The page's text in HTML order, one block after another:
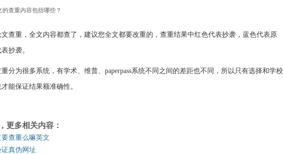
的查重内容包括哪些？
查重，全文内容都查了，建议您全文都要改重的，查重结果中红色代表抄袭，蓝色代表原
抄袭。
分为很多系统，有学术、维普、paperpass系统不同之间的差距也不同，所以只有选择和学校
能保证结果额准确性。
更多相关内容：
查重么嘛英文
真伪网址